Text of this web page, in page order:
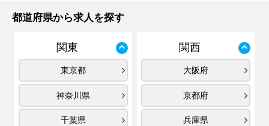
都道府県から求人を探す
関東
東京都
神奈川県
千葉県
関西
大阪府
京都府
兵庫県